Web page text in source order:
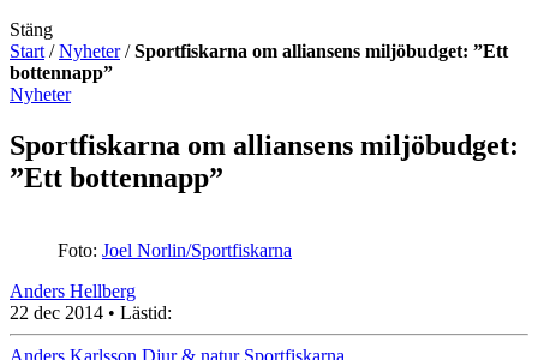
Stäng
Start /Nyheter/Sportfiskarna om alliansens miljöbudget: ”Ett
bottennapp”
Nyheter
Sportfiskarna om alliansens miljöbudget:
”Ett bottennapp”
Foto: Joel Norlin/Sportfiskarna
Anders Hellberg
22 dec 2014 • Lästid:
Anders Karlsson Djur & natur Sportfiskarna